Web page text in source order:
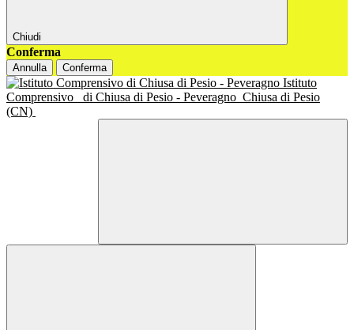
Chiudi
Conferma
Annulla Conferma
Istituto
Comprensivo
di Chiusa di Pesio - Peveragno Chiusa di Pesio
(CN)